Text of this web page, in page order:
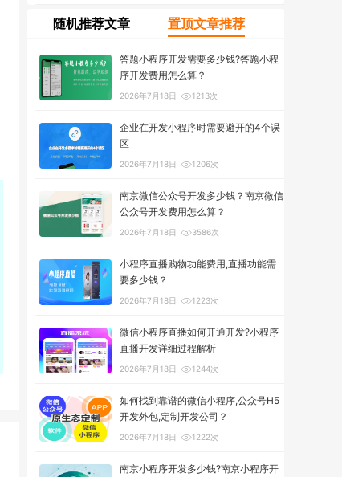
随机推荐文章 置顶文章推荐
答题小程序开发需要多少钱?答题小程
序开发费用怎么算？
2026年7月18日 1213次
企业在开发小程序时需要避开的4个误
区
2026年7月18日 1206次
南京微信公众号开发多少钱？南京微信
公众号开发费用怎么算？
2026年7月18日 3586次
小程序直播购物功能费用,直播功能需
要多少钱？
2026年7月18日 1223次
微信小程序直播如何开通开发?小程序
直播开发详细过程解析
2026年7月18日 1244次
如何找到靠谱的微信小程序,公众号H5
开发外包,定制开发公司？
2026年7月18日 1222次
南京小程序开发多少钱?南京小程序开